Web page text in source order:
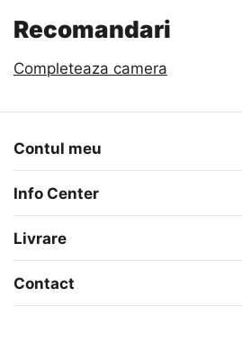
Recomandari
Completeaza camera
Contul meu
Info Center
Livrare
Contact